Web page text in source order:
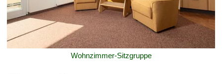
Wohnzimmer-Sitzgruppe